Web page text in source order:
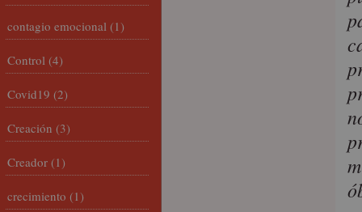
contagio emocional (1)
Control (4)
Covid19 (2)
Creación (3)
Creador (1)
crecimiento (1)